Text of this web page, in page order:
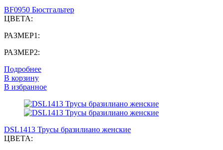
BF0950 Бюстгальтер
ЦВЕТА:
РАЗМЕР1:
РАЗМЕР2:
Подробнее
В корзину
В избранное
DSL1413 Трусы бразилиано женские
ЦВЕТА: